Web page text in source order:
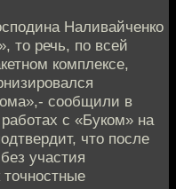
Наливайченко
то речь, по всей
комплексе,
сообщили в
с «Буком» на
что после
участия